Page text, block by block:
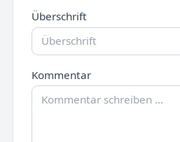
Überschrift
Kommentar